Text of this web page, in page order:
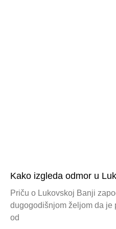
Kako izgleda odmor u
Priču o Lukovskoj Banji
dugogodišnjom željom da je
od